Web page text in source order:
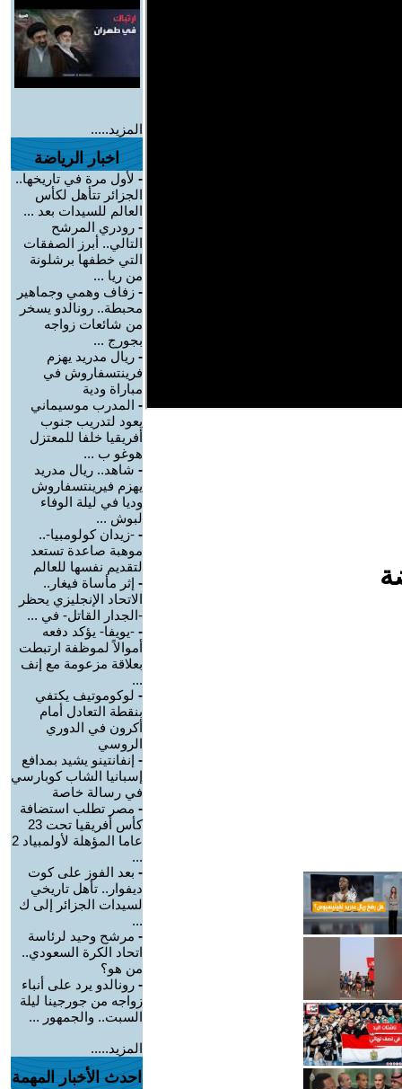
المزيد.....
اخبار الرياضة
- لأول مرة في تاريخها..
الجزائر تتأهل لكأس
العالم للسيدات بعد ...
- رودري المرشح
التالي.. أبرز الصفقات
التي خطفها برشلونة
من ريا ...
- زفاف وهمي وجماهير
محبطة.. رونالدو يسخر
من شائعات زواجه
بجورج ...
- ريال مدريد يهزم
فرينتسفاروش في
مباراة ودية
- المدرب موسيماني
يعود لتدريب جنوب
أفريقيا خلفا للمعتزل
هوغو ب ...
- شاهد.. ريال مدريد
يهزم فيرينتسفاروش
وديا في ليلة الوفاء
لبوش ...
- -زيدان كولومبيا-..
موهبة صاعدة تستعد
لتقديم نفسها للعالم
- إثر مأساة فيغار..
الاتحاد الإنجليزي يحظر
-الجدار القاتل- في ...
- -يويفا- يؤكد دفعه
أموالاً لموظفة ارتبطت
بعلاقة مزعومة مع إنف
...
- لوكوموتيف يكتفي
بنقطة التعادل أمام
أكرون في الدوري
الروسي
- إنفانتينو يشيد بمدافع
إسبانيا الشاب كوبارسي
في رسالة خاصة
- مصر تطلب استضافة
كأس أفريقيا تحت 23
عاما المؤهلة لأولمبياد 2
...
- بعد الفوز على كوت
ديفوار.. تأهل تاريخي
لسيدات الجزائر إلى ك
...
- مرشح وحيد لرئاسة
اتحاد الكرة السعودي..
من هو؟
- رونالدو يرد على أنباء
زواجه من جورجينا ليلة
السبت.. والجمهور ...
المزيد.....
احدث الأخبار المهمة